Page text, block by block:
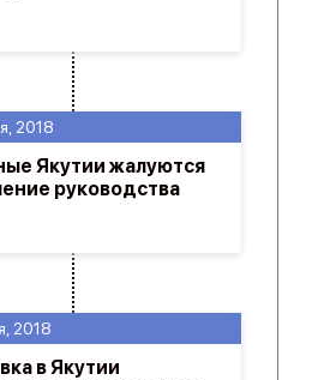
2018
в Якутии
2018
Якутии жалуются
руководства